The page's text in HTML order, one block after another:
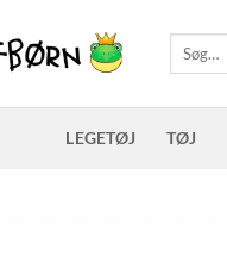
Søg
efter:
LEGETØJ TØJ